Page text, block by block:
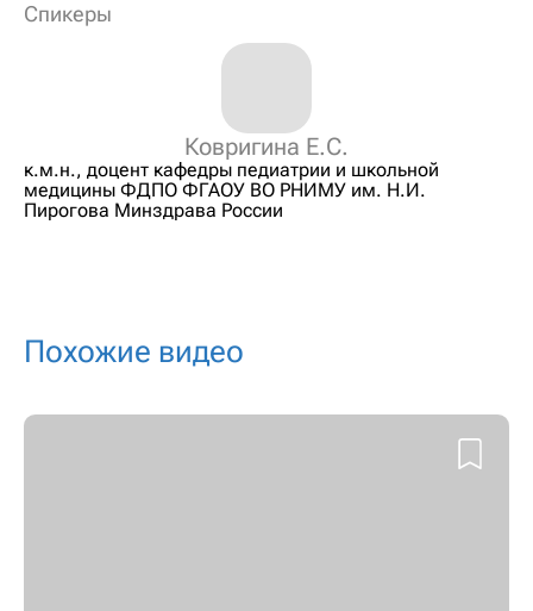
Спикеры
Ковригина Е.С.
к.м.н., доцент кафедры педиатрии и школьной
медицины ФДПО ФГАОУ ВО РНИМУ им. Н.И.
Пирогова Минздрава России
Похожие видео